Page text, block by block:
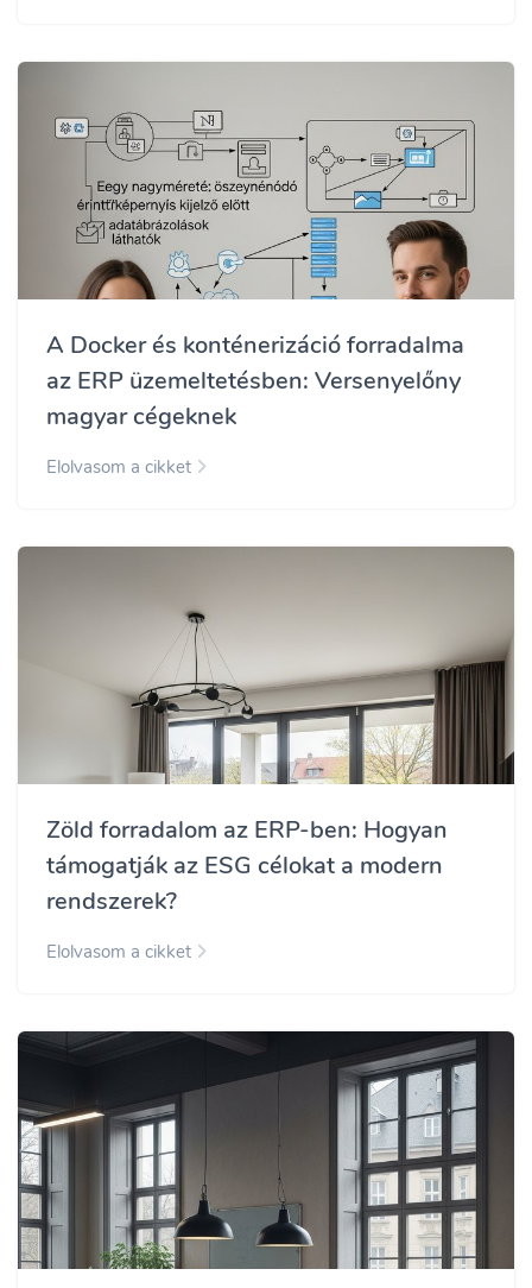
A Docker és konténerizáció forradalma
az ERP üzemeltetésben: Versenyelőny
magyar cégeknek
Elolvasom a cikket
Zöld forradalom az ERP-ben: Hogyan
támogatják az ESG célokat a modern
rendszerek?
Elolvasom a cikket